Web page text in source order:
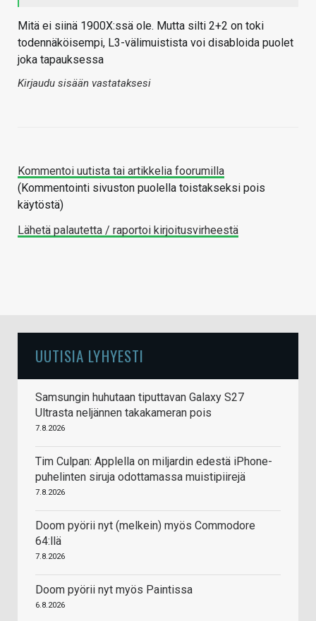
Mitä ei siinä 1900X:ssä ole. Mutta silti 2+2 on toki
todennäköisempi, L3-välimuistista voi disabloida puolet
joka tapauksessa
Kirjaudu sisään vastataksesi
Kommentoi uutista tai artikkelia foorumilla
(Kommentointi sivuston puolella toistakseksi pois
käytöstä)
Lähetä palautetta / raportoi kirjoitusvirheestä
UUTISIA LYHYESTI
Samsungin huhutaan tiputtavan Galaxy S27
Ultrasta neljännen takakameran pois
7.8.2026
Tim Culpan: Applella on miljardin edestä iPhone-
puhelinten siruja odottamassa muistipiirejä
7.8.2026
Doom pyörii nyt (melkein) myös Commodore
64:llä
7.8.2026
Doom pyörii nyt myös Paintissa
6.8.2026